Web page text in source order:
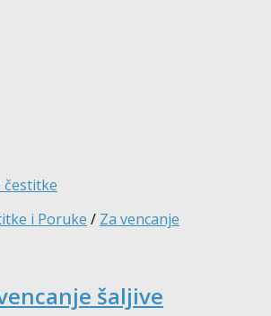
i Poruke / Za vencanje
šaljive